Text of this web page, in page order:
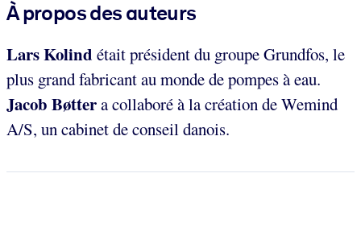
À propos des auteurs
Lars Kolind était président du groupe Grundfos, le
plus grand fabricant au monde de pompes à eau.
Jacob Bøttera collaboré à la création de Wemind
A/S, un cabinet de conseil danois.